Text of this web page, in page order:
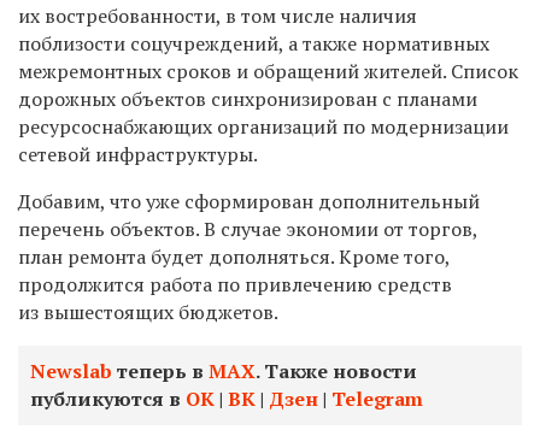
их востребованности, в том числе наличия
поблизости соцучреждений, а также нормативных
межремонтных сроков и обращений жителей. Список
дорожных объектов синхронизирован с планами
ресурсоснабжающих организаций по модернизации
сетевой инфраструктуры.
Добавим, что уже сформирован дополнительный
перечень объектов. В случае экономии от торгов,
план ремонта будет дополняться. Кроме того,
продолжится работа по привлечению средств
из вышестоящих бюджетов.
Newslab теперь в МАХ. Также новости
публикуются в ОК| ВК| Дзен| Telegram